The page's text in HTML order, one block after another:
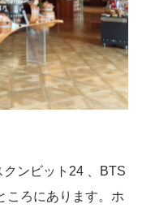
ンビット24 、BTS
ころにあります。ホ